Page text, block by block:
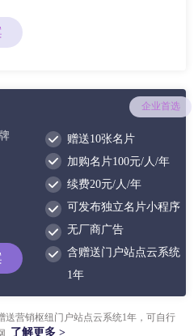
赠送10张名片
加购名片100元/人/年
续费20元/人/年
可发布独立名片小程序
无厂商广告
含赠送门户站点云系统
1年
企业首选
送营销枢纽门户站点云系统1年，可自行
了解更多 >